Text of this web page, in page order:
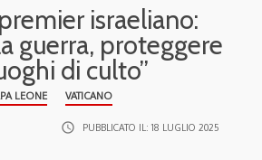
israeliano:
guerra, proteggere
di culto”
LEONE VATICANO
access_time PUBBLICATO IL: 18 LUGLIO 2025